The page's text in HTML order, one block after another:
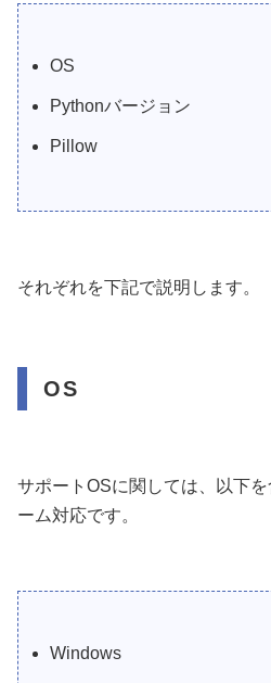
OS
Pythonバージョン
Pillow
それぞれを下記で説明します。
OS
サポートOSに関しては、以下
ーム対応です。
Windows